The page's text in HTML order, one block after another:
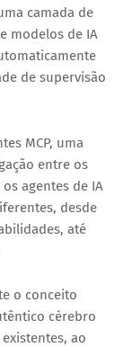
camada de
modelos de IA
de supervisão
MCP, uma
entre os
agentes de IA
desde
até
o conceito
cérebro
ao